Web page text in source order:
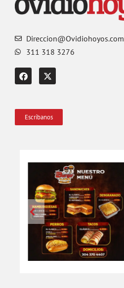
Direccion@Ovidiohoyos.com
311 318 3276
Escríbanos